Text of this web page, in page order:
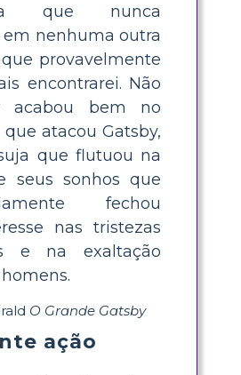
que nunca
nenhuma outra
provavelmente
encontrarei. Não
acabou bem no
atacou Gatsby,
que flutuou na
seus sonhos que
fechou
nas tristezas
e na exaltação
O Grande Gatsby
ação